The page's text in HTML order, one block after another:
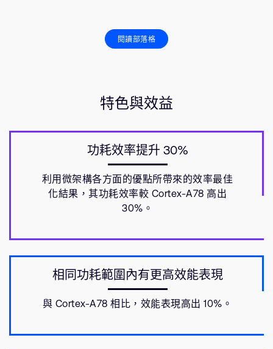
閱讀部落格
特色與效益
功耗效率提升 30%
利用微架構各方面的優點所帶來的效率最佳
化結果，其功耗效率較 Cortex-A78 高出
30%。
相同功耗範圍內有更高效能表現
與 Cortex-A78 相比，效能表現高出 10%。